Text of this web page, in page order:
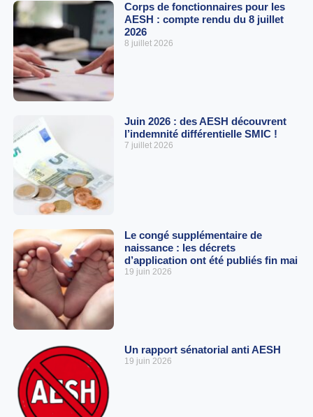
Corps de fonctionnaires pour les
AESH : compte rendu du 8 juillet
2026
8 juillet 2026
Juin 2026 : des AESH découvrent
l’indemnité différentielle SMIC !
7 juillet 2026
Le congé supplémentaire de
naissance : les décrets
d’application ont été publiés fin mai
19 juin 2026
Un rapport sénatorial anti AESH
19 juin 2026